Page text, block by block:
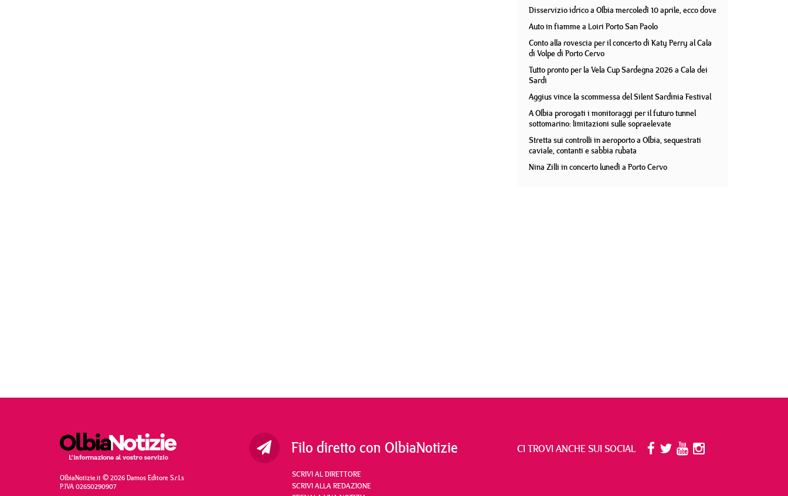
Disservizio idrico a Olbia mercoledì 10 aprile, ecco dove
Auto in fiamme a Loiri Porto San Paolo
Conto alla rovescia per il concerto di Katy Perry al Cala
di Volpe di Porto Cervo
Tutto pronto per la Vela Cup Sardegna 2026 a Cala dei
Sardi
Aggius vince la scommessa del Silent Sardinia Festival
A Olbia prorogati i monitoraggi per il futuro tunnel
sottomarino: limitazioni sulle sopraelevate
Stretta sui controlli in aeroporto a Olbia, sequestrati
caviale, contanti e sabbia rubata
Nina Zilli in concerto lunedì a Porto Cervo
OlbiaNotizie.it © 2026 Damos Editore S.r.l.s
P.IVA 02650290907
Filo diretto con OlbiaNotizie
SCRIVI AL DIRETTORE
SCRIVI ALLA REDAZIONE
CI TROVI ANCHE SUI SOCIAL